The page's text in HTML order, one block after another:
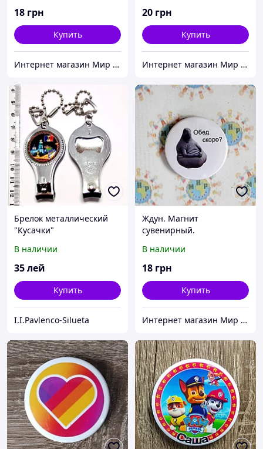
18 грн
Купить
Интернет магазин Мир стендов. Товары из Украины
20 грн
Купить
Интернет магазин Мир стендов. Товары из Украины
Брелок металлический
"Кусачки"
В наличии
35лей
Купить
I.I.Pavlenco-Silueta
Ждун. Магнит
сувенирный.
В наличии
18 грн
Купить
Интернет магазин Мир стендов. Товары из Украины